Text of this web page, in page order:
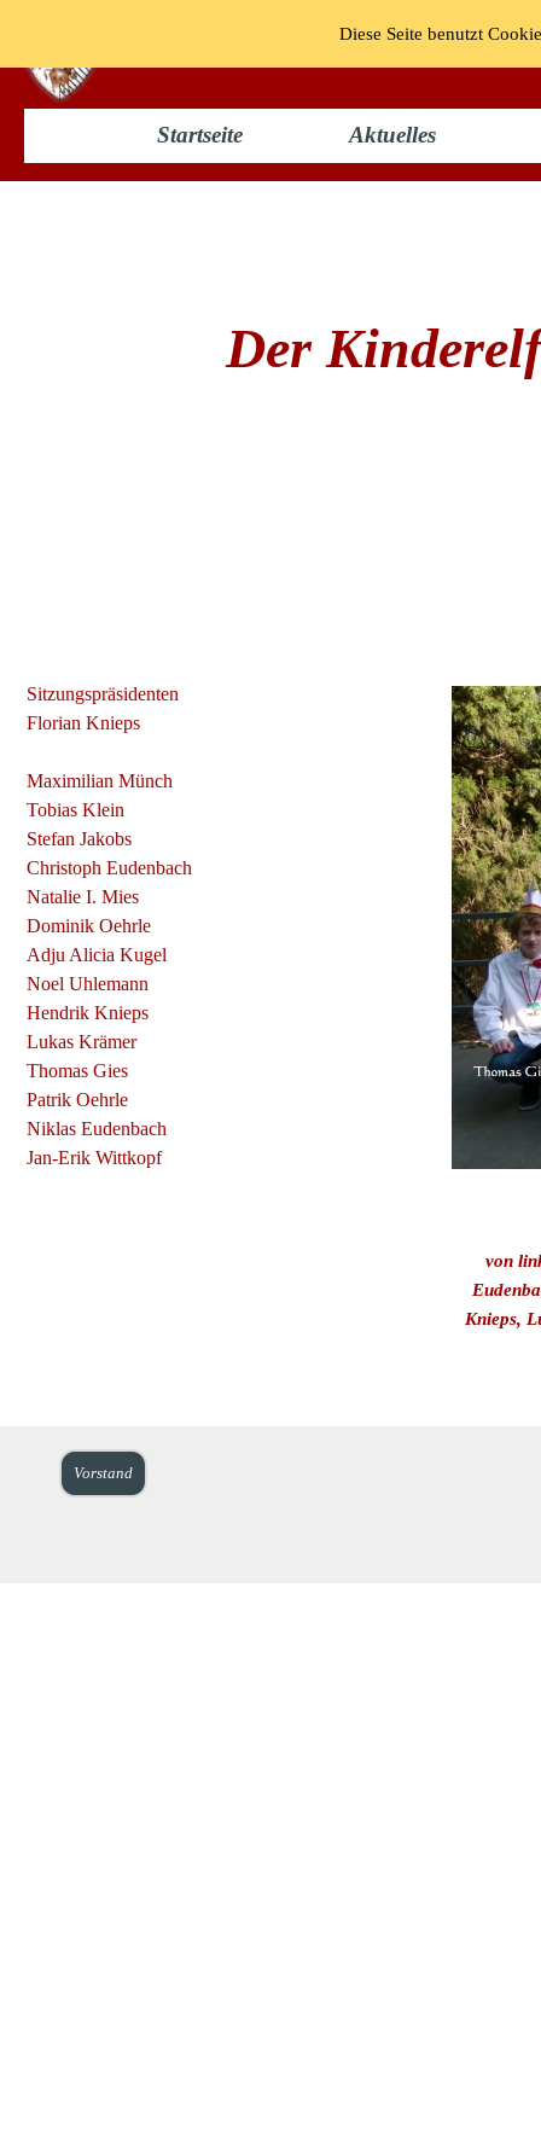
Diese Seite benutzt
Startseite Aktuelles
KG
Der
Sitzungspräsidenten
Florian Knieps
Maximilian Münch
Tobias Klein
Stefan Jakobs
Christoph Eudenbach
Natalie I. Mies
Dominik Oehrle
Adju Alicia Kugel
Noel Uhlemann
Hendrik Knieps
Lukas Krämer
Thomas Gies
Patrik Oehrle
Niklas Eudenbach
Jan-Erik Wittkopf
von
Knieps,
Vorstand